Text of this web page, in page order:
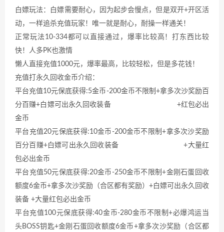
白嫖玩法：白嫖需要耐心，因为起步会慢点，但是双开+开区活
动，一样追杀充值玩家！唯一就是耐心，耐操一样通关！
正常玩法10-334都可以直接通过，爆率比较高！打东西比较
快！人多PK也激情
懒人直接充值1000元，爆率最高，比较轻松，但是多花钱！
充值打永久回收金币介绍：
平台充值10元保底获得:5金币-200金币不限制+拿多次沙奖励百
分百赚+白嫖可出永久回收装备 +红包必出
金币
平台充值20元保底获得:10金币-200金币不限制+拿多次沙奖励
百分百赚+白嫖可出永久回收装备 +大量红
包必出金币
平台充值50元保底获得:20金币-250金币不限制+金刚石蛋回收
额度6金币+拿多次沙奖励（合区都有奖励）+白嫖可出永久回收
装备 +大量红包必出金币
平台充值100元保底获得:40金币-280金币不限制+必爆鸿运当
头BOSS钥匙+金刚石蛋回收额度6金币+拿多次沙奖励（合区都